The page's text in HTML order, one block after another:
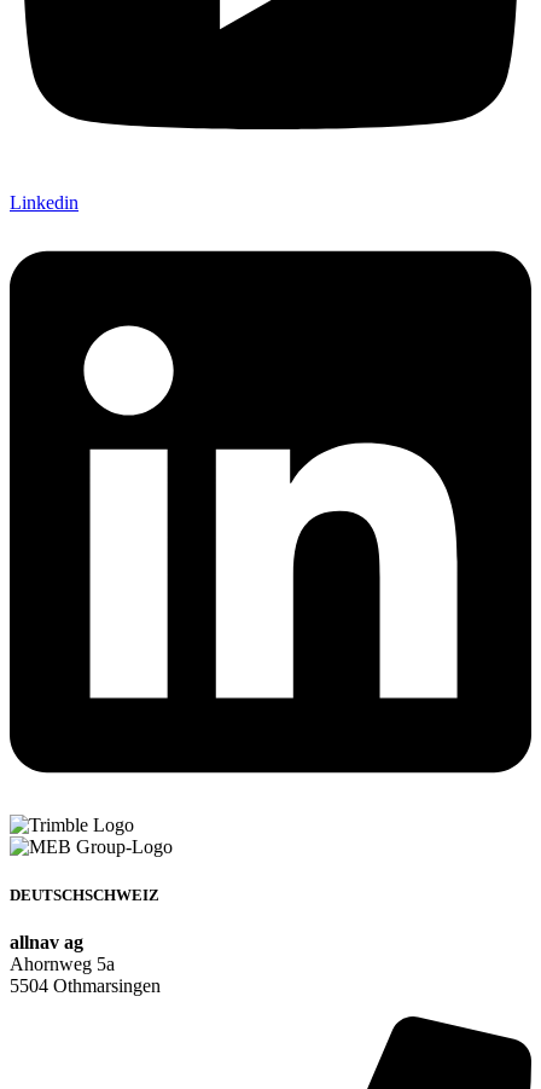
Linkedin
DEUTSCHSCHWEIZ
allnav ag
Ahornweg 5a
5504 Othmarsingen